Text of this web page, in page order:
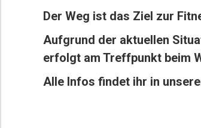
Der Weg ist das Ziel zur
Aufgrund der aktuellen
erfolgt am Treffpunkt beim
Alle Infos findet ihr in